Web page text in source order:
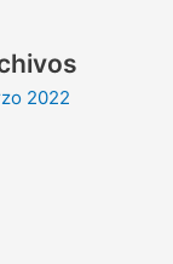
2022